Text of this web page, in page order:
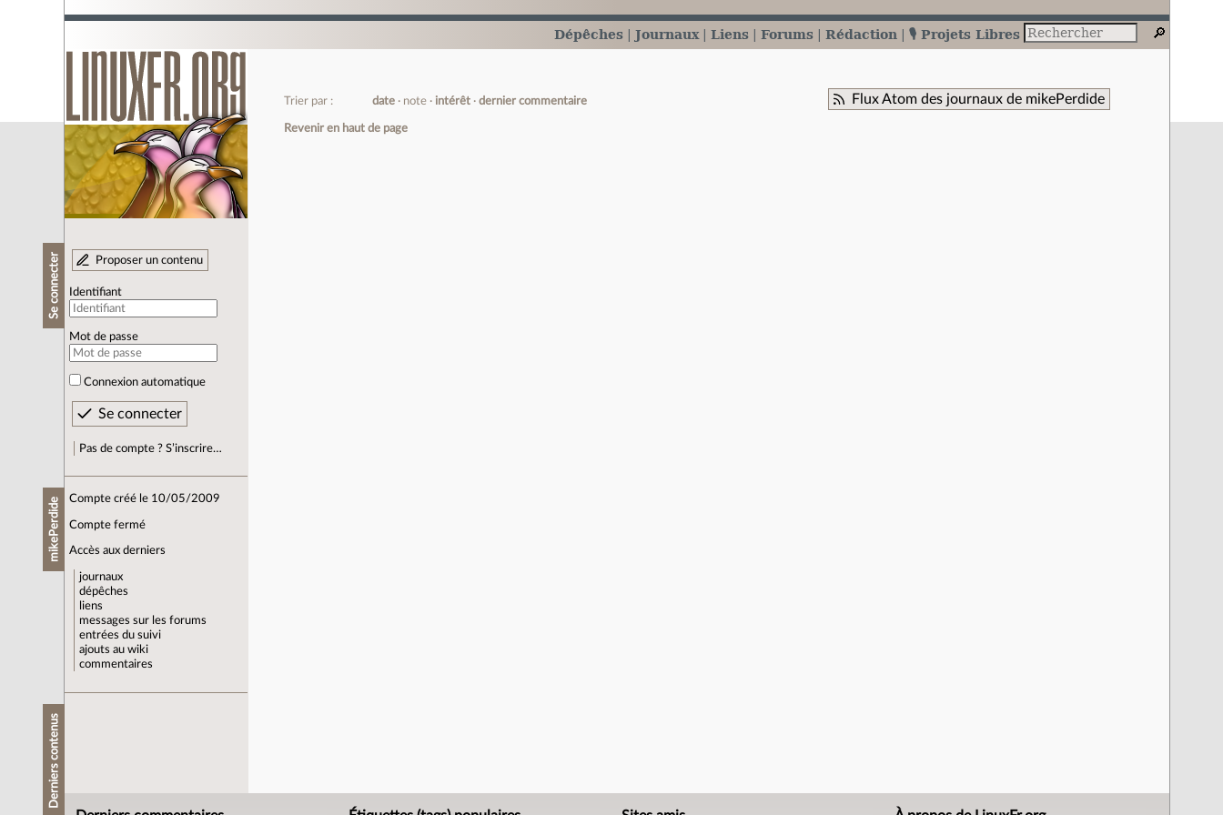
Dépêches Journaux Liens Forums Rédaction 🎙️ Projets Libres
Se connecter Proposer un contenu
Identifiant
Mot de passe
Connexion automatique
Pas de compte ? S’inscrire…
mikePerdide Compte créé le 10/05/2009
Compte fermé
Accès aux derniers
journaux
dépêches
liens
messages sur les forums
entrées du suivi
ajouts au wiki
commentaires
Derniers contenus
Flux Atom des journaux de mikePerdide
Trier par : date note intérêt dernier commentaire
Revenir en haut de page